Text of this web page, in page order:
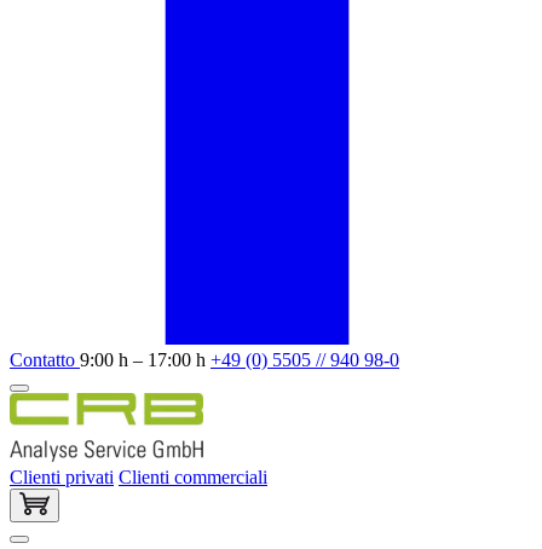
Contatto 9:00 h – 17:00 h +49 (0) 5505 // 940 98-0
Clienti privati Clienti commerciali